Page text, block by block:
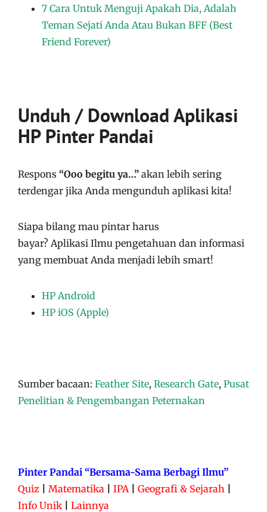
7 Cara Untuk Menguji Apakah Dia, Adalah
Teman Sejati Anda Atau Bukan BFF (Best
Friend Forever)
Unduh / Download Aplikasi
HP Pinter Pandai
Respons “Ooo begitu ya…” akan lebih sering
terdengar jika Anda mengunduh aplikasi kita!
Siapa bilang mau pintar harus
bayar? Aplikasi Ilmu pengetahuan dan informasi
yang membuat Anda menjadi lebih smart!
HP Android
HP iOS (Apple)
Sumber bacaan: Feather Site, Research Gate, Pusat
Penelitian & Pengembangan Peternakan
Pinter Pandai “Bersama-Sama Berbagi Ilmu”
Quiz
Matematika IPA Geografi & Sejarah
Info Unik
Lainnya